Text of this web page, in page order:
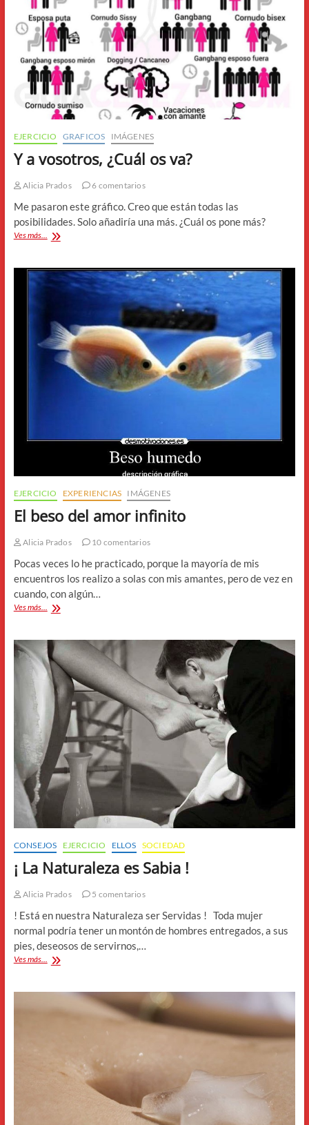
EJERCICIO GRAFICOS IMÁGENES
Y a vosotros, ¿Cuál os va?
Alicia Prados 6 comentarios
Me pasaron este gráfico. Creo que están todas las
posibilidades. Solo añadiría una más. ¿Cuál os pone más?
Ves más...
¿Cuál
os
EJERCICIO EXPERIENCIAS IMÁGENES
El beso del amor infinito
Alicia Prados 10 comentarios
Pocas veces lo he practicado, porque la mayoría de mis
encuentros los realizo a solas con mis amantes, pero de vez en
cuando, con algún…
Ves más...
El
amor
infinito
CONSEJOS EJERCICIO ELLOS SOCIEDAD
¡ La Naturaleza es Sabia !
Alicia Prados 5 comentarios
! Está en nuestra Naturaleza ser Servidas ! Toda mujer
normal podría tener un montón de hombres entregados, a sus
pies, deseosos de servirnos,…
Ves más...
Sabia